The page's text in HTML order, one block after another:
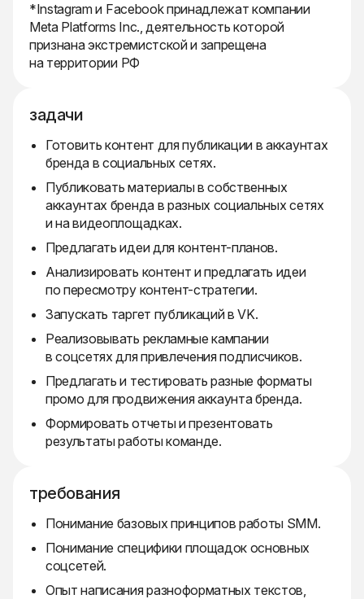
*Instagram и Facebook принадлежат компании
Meta Platforms Inc., деятельность которой
признана экстремистской и запрещена
на территории РФ
задачи
Готовить контент для публикации в аккаунтах
бренда в социальных сетях.
Публиковать материалы в собственных
аккаунтах бренда в разных социальных сетях
и на видеоплощадках.
Предлагать идеи для контент-планов.
Анализировать контент и предлагать идеи
по пересмотру контент-стратегии.
Запускать таргет публикаций в VK.
Реализовывать рекламные кампании
в соцсетях для привлечения подписчиков.
Предлагать и тестировать разные форматы
промо для продвижения аккаунта бренда.
Формировать отчеты и презентовать
результаты работы команде.
требования
Понимание базовых принципов работы SMM.
Понимание специфики площадок основных
соцсетей.
Опыт написания разноформатных текстов,